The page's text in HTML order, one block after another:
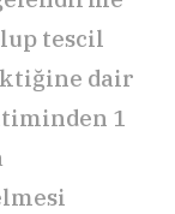
tescil
dair
1